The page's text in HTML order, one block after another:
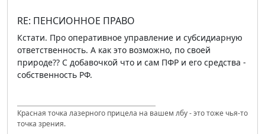
RE: ПЕНСИОННОЕ ПРАВО
Кстати. Про оперативное управление и субсидиарную
ответственность. А как это возможно, по своей
природе?? С добавочкой что и сам ПФР и его средства -
собственность РФ.
Красная точка лазерного прицела на вашем лбу - это тоже чья-то
точка зрения.